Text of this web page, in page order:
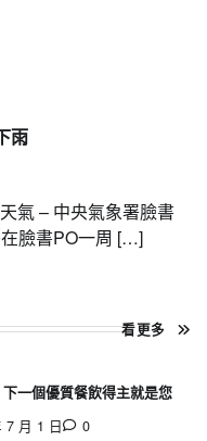
雨
氣 – 中央氣象署臉書
臉書PO一周 […]
看更多
一個優質餐飲得主就是您
7 月 1 日 0